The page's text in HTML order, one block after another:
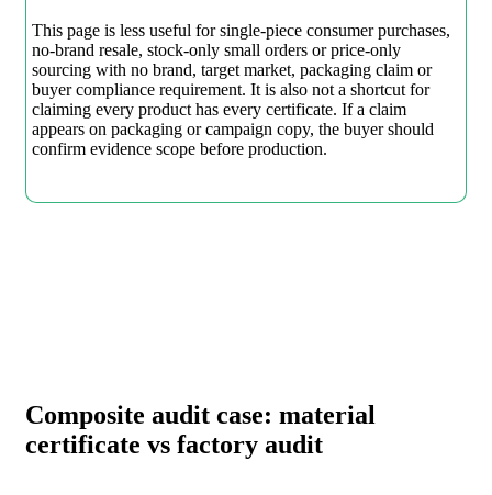
This page is less useful for single-piece consumer purchases,
no-brand resale, stock-only small orders or price-only
sourcing with no brand, target market, packaging claim or
buyer compliance requirement. It is also not a shortcut for
claiming every product has every certificate. If a claim
appears on packaging or campaign copy, the buyer should
confirm evidence scope before production.
Composite audit case: material
certificate vs factory audit